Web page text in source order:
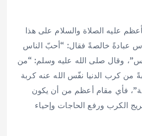
عليه الصلاة والسلام على هذا
عبادةً خالصةً فقال: “أحبّ الناس
وقال صلى الله عليه وسلم: “من
كرب الدنيا نفّس الله عنه كربة
فأي مقام أعظم من أن يكون
الكرب ورفع الحاجات وإحياء